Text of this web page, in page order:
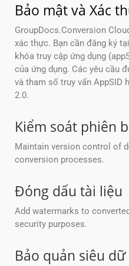
Bảo mật và Xác
GroupDocs.Conversion
xác thực. Bạn cần đăng ký
khóa truy cập ứng dụng
của ứng dụng. Các yêu cầu
và tham số truy vấn AppSID
2.0.
Kiểm soát phiên
Maintain version control of
conversion processes.
Đóng dấu tài liệu
Add watermarks to
security purposes.
Bảo quản siêu